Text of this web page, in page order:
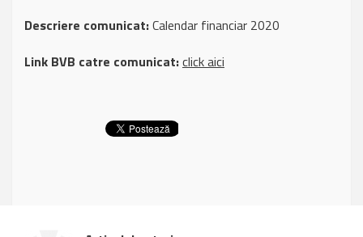
Descriere comunicat:Calendar financiar 2020
Link BVB catre comunicat:click aici